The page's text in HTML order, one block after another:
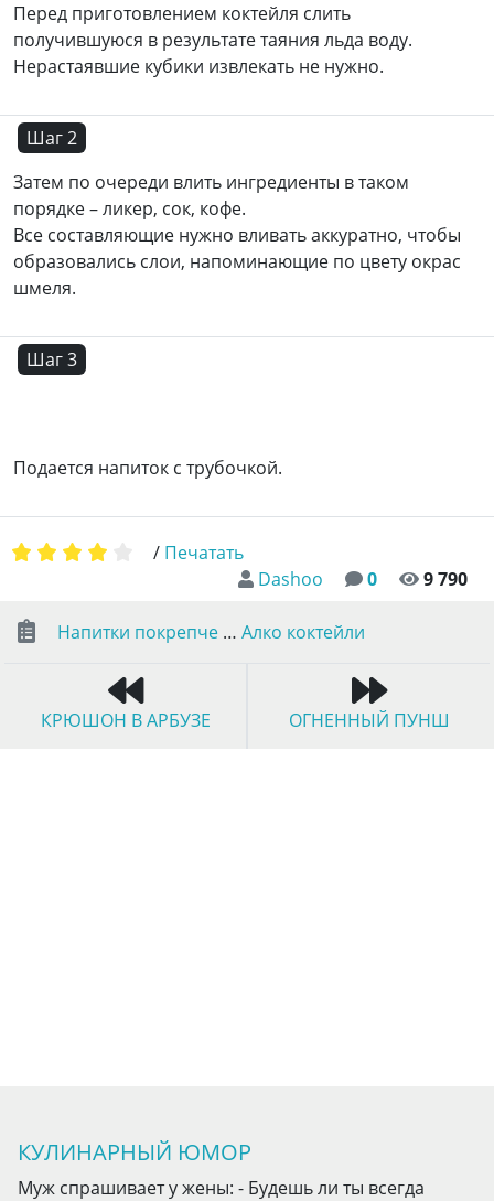
Перед приготовлением коктейля слить
получившуюся в результате таяния льда воду.
Нерастаявшие кубики извлекать не нужно.
Шаг 2
Затем по очереди влить ингредиенты в таком
порядке – ликер, сок, кофе.
Все составляющие нужно вливать аккуратно, чтобы
образовались слои, напоминающие по цвету окрас
шмеля.
Шаг 3
Подается напиток с трубочкой.
Dashoo 0 9 790
/ Печатать
Напитки покрепче … Алко коктейли
КРЮШОН В АРБУЗЕ ОГНЕННЫЙ ПУНШ
КУЛИНАРНЫЙ ЮМОР
Муж спрашивает у жены: - Будешь ли ты всегда